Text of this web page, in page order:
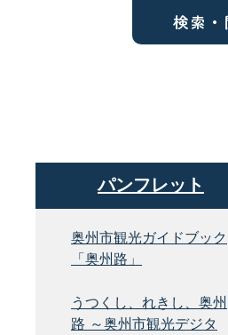
パンフレット
奥州市観光ガイドブック
「奥州路」
うつくし、れきし、奥州
路 ～奥州市観光デジタ